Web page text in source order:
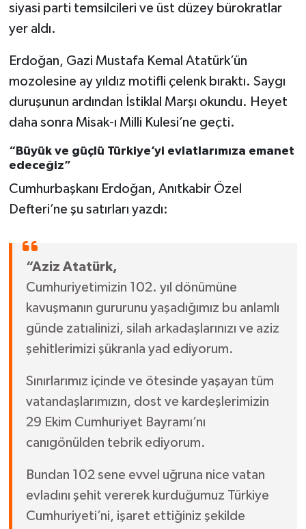
siyasi parti temsilcileri ve üst düzey bürokratlar
yer aldı.
Erdoğan, Gazi Mustafa Kemal Atatürk’ün
mozolesine ay yıldız motifli çelenk bıraktı. Saygı
duruşunun ardından İstiklal Marşı okundu. Heyet
daha sonra Misak-ı Milli Kulesi’ne geçti.
“Büyük ve güçlü Türkiye’yi evlatlarımıza emanet
edeceğiz”
Cumhurbaşkanı Erdoğan, Anıtkabir Özel
Defteri’ne şu satırları yazdı:
“Aziz Atatürk,
Cumhuriyetimizin 102. yıl dönümüne
kavuşmanın gururunu yaşadığımız bu anlamlı
günde zatıalinizi, silah arkadaşlarınızı ve aziz
şehitlerimizi şükranla yad ediyorum.
Sınırlarımız içinde ve ötesinde yaşayan tüm
vatandaşlarımızın, dost ve kardeşlerimizin
29 Ekim Cumhuriyet Bayramı’nı
canıgönülden tebrik ediyorum.
Bundan 102 sene evvel uğruna nice vatan
evladını şehit vererek kurduğumuz Türkiye
Cumhuriyeti’ni, işaret ettiğiniz şekilde